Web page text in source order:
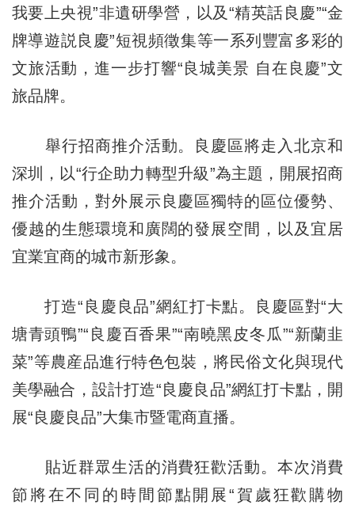
我要上央視”非遺研學營，以及“精英話良慶”“金
牌導遊説良慶”短視頻徵集等一系列豐富多彩的
文旅活動，進一步打響“良城美景 自在良慶”文
旅品牌。
舉行招商推介活動。良慶區將走入北京和
深圳，以“行企助力轉型升級”為主題，開展招商
推介活動，對外展示良慶區獨特的區位優勢、
優越的生態環境和廣闊的發展空間，以及宜居
宜業宜商的城市新形象。
打造“良慶良品”網紅打卡點。良慶區對“大
塘青頭鴨”“良慶百香果”“南曉黑皮冬瓜”“新蘭韭
菜”等農産品進行特色包裝，將民俗文化與現代
美學融合，設計打造“良慶良品”網紅打卡點，開
展“良慶良品”大集市暨電商直播。
貼近群眾生活的消費狂歡活動。本次消費
節將在不同的時間節點開展“賀歲狂歡購物